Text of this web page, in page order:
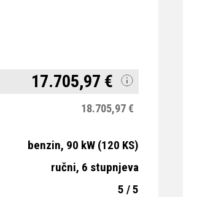
17.705,97 €
18.705,97 €
benzin, 90 kW (120 KS)
ručni, 6 stupnjeva
5 / 5